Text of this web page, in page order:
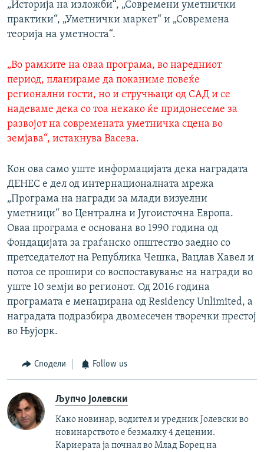
„Историја на изложби“, „Современи уметнички
практики“, „Уметнички маркет“ и „Современа
теорија на уметноста“.
„Во рамките на оваа програма, во наредниот
период, планираме да поканиме повеќе
регионални гости, но и стручњаци од САД и се
надеваме дека со тоа некако ќе придонесеме за
развојот на современата уметничка сцена во
земјава“, истакнува Васева.
Кон ова само уште информацијата дека наградата
ДЕНЕС е дел од интернационалната мрежа
„Програма на награди за млади визуелни
уметници“ во Централна и Југоисточна Европа.
Оваа програма е основана во 1990 година од
Фондацијата за граѓанско општество заедно со
претседателот на Република Чешка, Вацлав Хавел и
потоа се прошири со воспоставување на награди во
уште 10 земји во регионот. Од 2016 година
програмата е менаџирана од Residency Unlimited, а
наградата подразбира двомесечен творечки престој
во Њујорк.
Сподели Follow us
Љупчо Јолевски
Како новинар, водител и уредник Јолевски во
новинарството е безмалку 4 децении.
Кариерата ја почнал во Млад Борец на